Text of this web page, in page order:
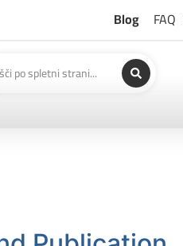
Blog FAQ